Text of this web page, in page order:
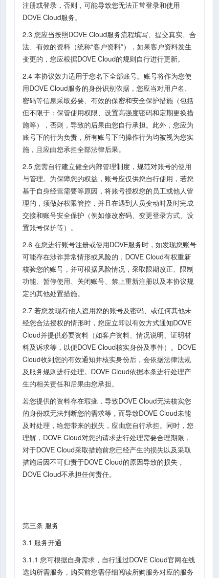
注册或登录，否则，可能导致您无法正常登录和使用
DOVE Cloud服务。
2.3 您应当按照DOVE Cloud服务流程填写、提交真实、合
法、有效的资料（统称“客户资料”），如果客户资料发生
变更的，您应根据DOVE Cloud的规则自行进行更新。
2.4 本协议效力适用于您名下全部账号。账号将作为您使
用DOVE Cloud服务的身份识别依据，您应当对用户名、
密码等信息采取必要、有效的保密和安全保护措施（包括
但不限于：保管使用权限、设置高强度密码和定期更换措
施等），否则，导致的后果由您自行承担。此外，您应为
账号下的行为负责，所有账号下的操作行为均被视为您实
施，且应由您承担全部法律后果。
2.5 您需自行建立健全内部管理制度，规范对账号的使用
与管理。为保障您的权益，账号应仅供您自行使用，若您
基于自身经营需要等原因，将账号授权您的员工或他人管
理的，须做好权限管控，并且在遇到人员变动时及时完成
交接和账号安全保护（例如修改密码、变更登录方式、设
置账号保护等）。
2.6 在您进行账号注册或使用DOVE服务时，如发现您账号
可能存在涉诈异常情形或风险的，DOVE Cloud有权重新
核验您的账号，并可根据风险情况，采取限期改正、限制
功能、暂停使用、关闭账号、禁止重新注册以及本协议规
定的其他处置措施。
2.7 若您发现有他人盗用您的账号及密码、或任何其他未
经您合法授权的情形时，您应立即以有效方式通知DOVE
Cloud并提供必要资料（如客户资料、情况说明、证明材
料及诉求等，以便DOVE Cloud核实身份及事件）。DOVE
Cloud收到您的有效通知并核实身份后，会依据法律法规
及服务规则进行处理。DOVE Cloud依据本条进行处理产
生的相关责任和后果由您承担。
若您提供的资料存在瑕疵，导致DOVE Cloud无法核实您
的身份或无法判断您的需求等，而导致DOVE Cloud未能
及时处理，给您带来的损失，应由您自行承担。同时，您
理解，DOVE Cloud对您的请求进行处理需要合理期限，
对于DOVE Cloud采取措施前您已经产生的损失以及采取
措施后因不可归责于DOVE Cloud的原因导致的损失，
DOVE Cloud不承担任何责任。
第三条 服务
3.1 服务开通
3.1.1 您可根据自身需求，自行通过DOVE Cloud官网在线
选购所需服务，购买前您需仔细阅读所购服务对应的服务